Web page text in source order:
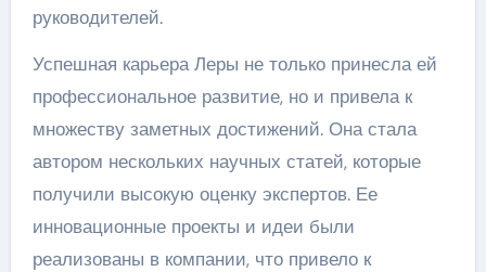
руководителей.
Успешная карьера Леры не только принесла ей
профессиональное развитие, но и привела к
множеству заметных достижений. Она стала
автором нескольких научных статей, которые
получили высокую оценку экспертов. Ее
инновационные проекты и идеи были
реализованы в компании, что привело к